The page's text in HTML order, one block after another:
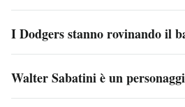
I Dodgers stanno rovinando il
Walter Sabatini è un